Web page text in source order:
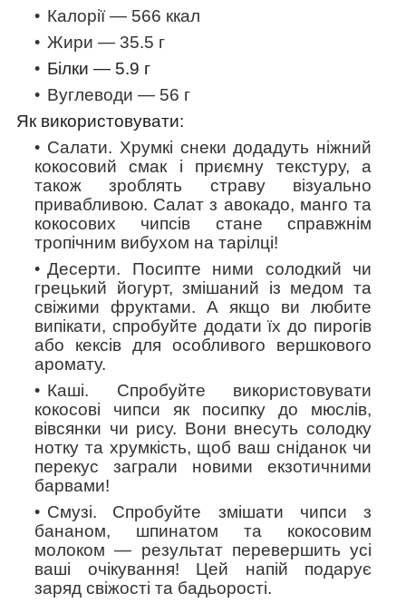
Калорії — 566 ккал
Жири — 35.5 г
Білки — 5.9 г
Вуглеводи — 56 г
Як використовувати:
Салати. Хрумкі снеки додадуть ніжний
кокосовий смак і приємну текстуру, а
також зроблять страву візуально
привабливою. Салат з авокадо, манго та
кокосових чипсів стане справжнім
тропічним вибухом на тарілці!
Десерти. Посипте ними солодкий чи
грецький йогурт, змішаний із медом та
свіжими фруктами. А якщо ви любите
випікати, спробуйте додати їх до пирогів
або кексів для особливого вершкового
аромату.
Каші. Спробуйте використовувати
кокосові чипси як посипку до мюслів,
вівсянки чи рису. Вони внесуть солодку
нотку та хрумкість, щоб ваш сніданок чи
перекус заграли новими екзотичними
барвами!
Смузі.
Спробуйте змішати чипси з
бананом, шпинатом та кокосовим
молоком — результат перевершить усі
ваші очікування! Цей напій подарує
заряд свіжості та бадьорості.